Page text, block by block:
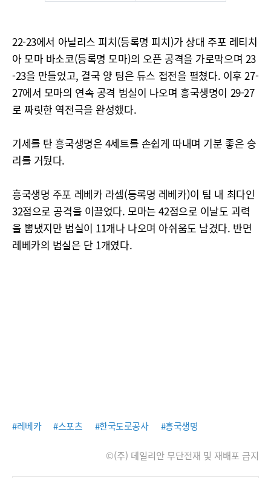
22-23에서 아닐리스 피치(등록명 피치)가 상대 주포 레티치
아 모마 바소코(등록명 모마)의 오픈 공격을 가로막으며 23
-23을 만들었고, 결국 양 팀은 듀스 접전을 펼쳤다. 이후 27-
27에서 모마의 연속 공격 범실이 나오며 흥국생명이 29-27
로 짜릿한 역전극을 완성했다.
기세를 탄 흥국생명은 4세트를 손쉽게 따내며 기분 좋은 승
리를 거뒀다.
흥국생명 주포 레베카 라셈(등록명 레베카)이 팀 내 최다인
32점으로 공격을 이끌었다. 모마는 42점으로 이날도 괴력
을 뽐냈지만 범실이 11개나 나오며 아쉬움도 남겼다. 반면
레베카의 범실은 단 1개였다.
#레베카 #스포츠 #한국도로공사 #흥국생명
©(주) 데일리안 무단전재 및 재배포 금지